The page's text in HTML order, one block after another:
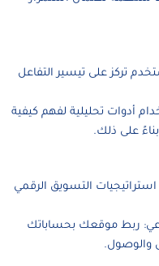
تركز على تيسير التفاعل
أدوات تحليلية لفهم كيفية
على ذلك.
التسويق الرقمي
ربط موقعك بحساباتك
والوصول.